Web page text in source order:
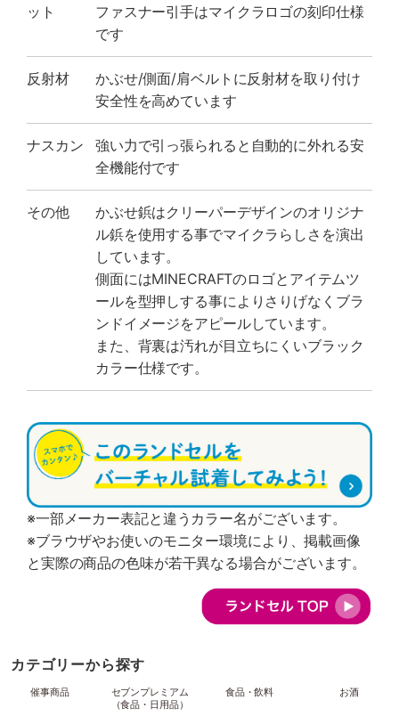
ット
ファスナー引手はマイクラロゴの刻印仕様
です
反射材
かぶせ/側面/肩ベルトに反射材を取り付け
安全性を高めています
ナスカン
強い力で引っ張られると自動的に外れる安
全機能付です
その他
かぶせ鋲はクリーパーデザインのオリジナ
ル鋲を使用する事でマイクラらしさを演出
しています。
側面にはMINECRAFTのロゴとアイテムツ
ールを型押しする事によりさりげなくブラ
ンドイメージをアピールしています。
また、背裏は汚れが目立ちにくいブラック
カラー仕様です。
※一部メーカー表記と違うカラー名がございます。
※ブラウザやお使いのモニター環境により、掲載画像
と実際の商品の色味が若干異なる場合がございます。
カテゴリーから探す
催事商品
セブンプレミアム
（食品・日用品）
食品・飲料 お酒